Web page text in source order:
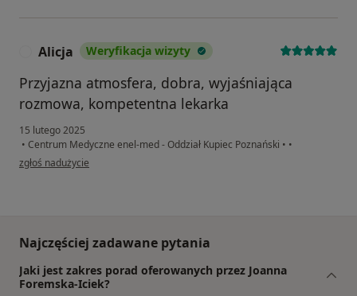
Alicja Weryfikacja wizyty
Przyjazna atmosfera, dobra, wyjaśniająca
rozmowa, kompetentna lekarka
15 lutego 2025
• Centrum Medyczne enel-med - Oddział Kupiec Poznański • •
w opinii użytkownika Alicja
zgłoś nadużycie
Najczęściej zadawane pytania
Jaki jest zakres porad oferowanych przez Joanna
Foremska-Iciek?